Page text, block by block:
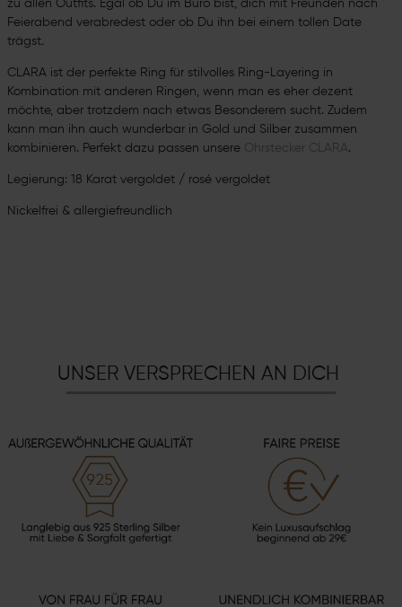
zu allen Outfits. Egal ob Du im Büro bist, dich mit Freunden nach
Feierabend verabredest oder ob Du ihn bei einem tollen Date
trägst.
CLARA ist der perfekte Ring für stilvolles Ring-Layering in
Kombination mit anderen Ringen, wenn man es eher dezent
möchte, aber trotzdem nach etwas Besonderem sucht. Zudem
kann man ihn auch wunderbar in Gold und Silber zusammen
kombinieren. Perfekt dazu passen unsere
Ohrstecker CLARA.
Legierung: 18 Karat vergoldet / rosé vergoldet
Nickelfrei & allergiefreundlich
UNSER VERSPRECHEN AN DICH